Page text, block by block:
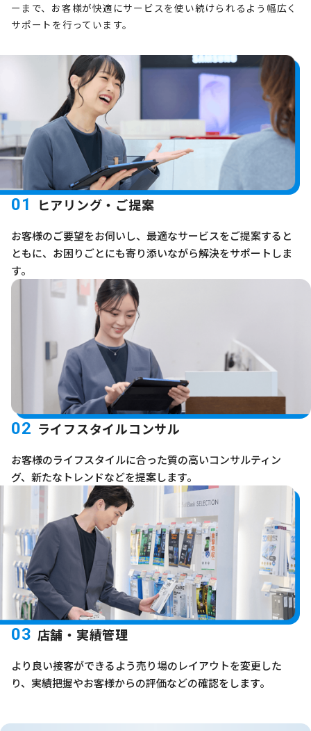
ーまで、お客様が快適にサービスを使い続けられるよう幅広く
サポートを行っています。
01 ヒアリング・ご提案
お客様のご要望をお伺いし、最適なサービスをご提案すると
ともに、お困りごとにも寄り添いながら解決をサポートしま
す。
02 ライフスタイルコンサル
お客様のライフスタイルに合った質の高いコンサルティン
グ、新たなトレンドなどを提案します。
03 店舗・実績管理
より良い接客ができるよう売り場のレイアウトを変更した
り、実績把握やお客様からの評価などの確認をします。